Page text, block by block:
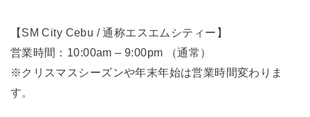
【SM City Cebu / 通称エスエムシティー】
営業時間：10:00am – 9:00pm （通常）
※クリスマスシーズンや年末年始は営業時間変わりま
す。